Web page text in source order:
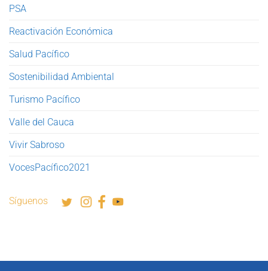
PSA
Reactivación Económica
Salud Pacífico
Sostenibilidad Ambiental
Turismo Pacífico
Valle del Cauca
Vivir Sabroso
VocesPacífico2021
Síguenos